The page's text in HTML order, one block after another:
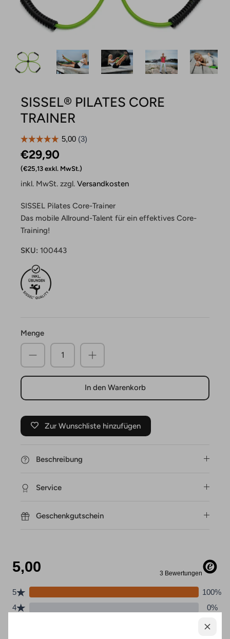
SISSEL® PILATES CORE
TRAINER
€25,13 exkl. MwSt.
€29,90 ‎
inkl. MwSt. zzgl. Versandkosten
SISSEL Pilates Core-Trainer
Das mobile Allround-Talent für ein effektives Core-
Training!
SKU: 100443
Menge
In den Warenkorb
Zur Wunschliste hinzufügen
Beschreibung
Service
Geschenkgutschein